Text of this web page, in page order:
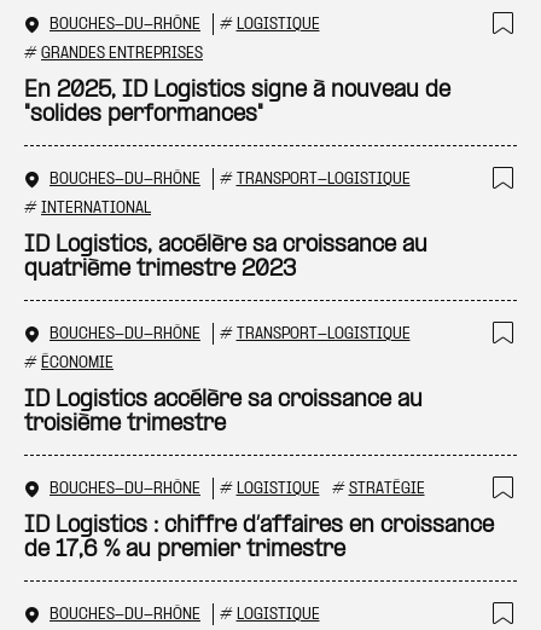
BOUCHES-DU-RHÔNE # LOGISTIQUE
# GRANDES ENTREPRISES
En 2025, ID Logistics signe à nouveau de
"solides performances"
BOUCHES-DU-RHÔNE # TRANSPORT-LOGISTIQUE
# INTERNATIONAL
ID Logistics, accélère sa croissance au
quatrième trimestre 2023
BOUCHES-DU-RHÔNE # TRANSPORT-LOGISTIQUE
# ÉCONOMIE
ID Logistics accélère sa croissance au
troisième trimestre
BOUCHES-DU-RHÔNE # LOGISTIQUE # STRATÉGIE
ID Logistics : chiffre d’affaires en croissance
de 17,6 % au premier trimestre
BOUCHES-DU-RHÔNE # LOGISTIQUE